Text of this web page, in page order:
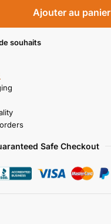
Ajouter au panier
souhaits
Safe Checkout